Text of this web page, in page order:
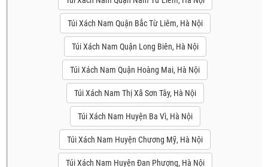
Túi Xách Nam Quận Bắc Từ Liêm, Hà Nội
Túi Xách Nam Quận Long Biên, Hà Nội
Túi Xách Nam Quận Hoàng Mai, Hà Nội
Túi Xách Nam Thị Xã Sơn Tây, Hà Nội
Túi Xách Nam Huyện Ba Vì, Hà Nội
Túi Xách Nam Huyện Chương Mỹ, Hà Nội
Túi Xách Nam Huyện Đan Phượng, Hà Nội